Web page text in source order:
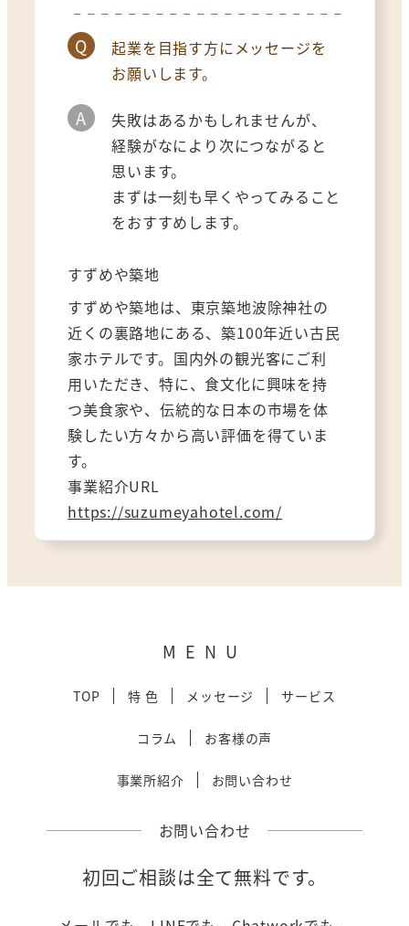
Q
起業を目指す方にメッセージを
お願いします。
A
失敗はあるかもしれませんが、
経験がなにより次につながると
思います。
まずは一刻も早くやってみること
をおすすめします。
すずめや築地
すずめや築地は、東京築地波除神社の
近くの裏路地にある、築100年近い古民
家ホテルです。国内外の観光客にご利
用いただき、特に、食文化に興味を持
つ美食家や、伝統的な日本の市場を体
験したい方々から高い評価を得ていま
す。
事業紹介URL
https://suzumeyahotel.com/
MENU
TOP 特 色 メッセージ サービス
コラム お客様の声
事業所紹介 お問い合わせ
お問い合わせ
初回ご相談は全て無料です。